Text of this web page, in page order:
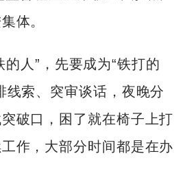
体。
的人”，先要成为“铁打的
线索、突审谈话，夜晚分
破口，困了就在椅子上打
作，大部分时间都是在办